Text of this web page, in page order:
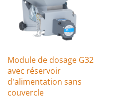
Module de dosage G32
avec réservoir
d'alimentation sans
couvercle